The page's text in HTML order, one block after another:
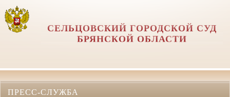
СЕЛЬЦОВСКИЙ ГОРОДСКОЙ СУД
БРЯНСКОЙ ОБЛАСТИ
ПРЕСС-СЛУЖБА